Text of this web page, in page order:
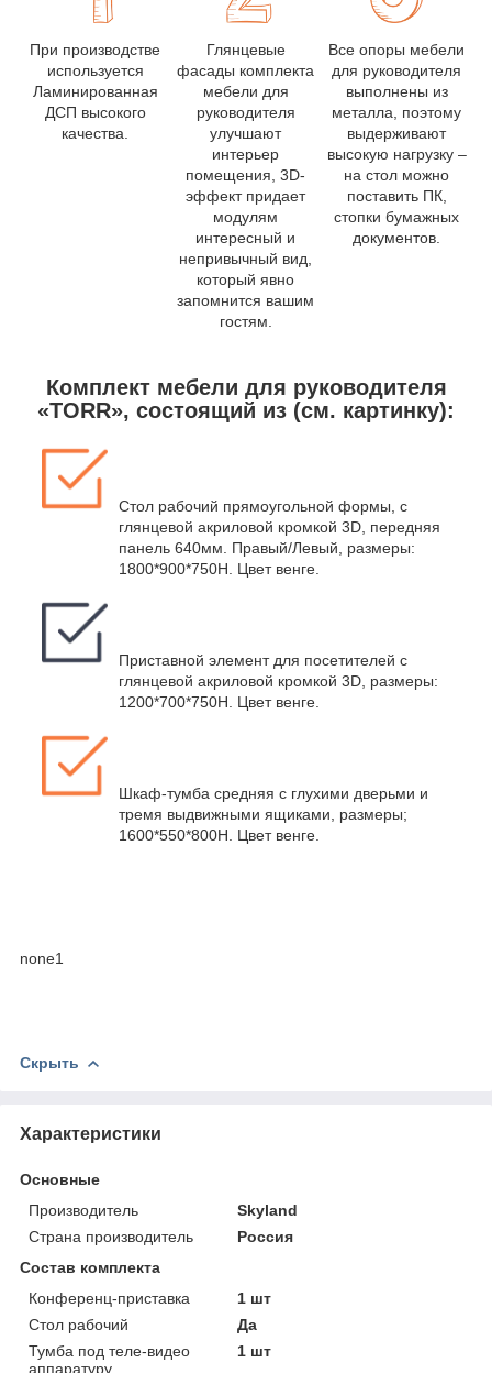
При производстве
используется
Ламинированная
ДСП высокого
качества.
Глянцевые
фасады комплекта
мебели для
руководителя
улучшают
интерьер
помещения, 3D-
эффект придает
модулям
интересный и
непривычный вид,
который явно
запомнится вашим
гостям.
Все опоры мебели
для руководителя
выполнены из
металла, поэтому
выдерживают
высокую нагрузку –
на стол можно
поставить ПК,
стопки бумажных
документов.
Комплект мебели для руководителя
«TORR», состоящий из (см. картинку):
Стол рабочий прямоугольной формы, с
глянцевой акриловой кромкой 3D, передняя
панель 640мм. Правый/Левый, размеры:
1800*900*750Н. Цвет венге.
Приставной элемент для посетителей с
глянцевой акриловой кромкой 3D, размеры:
1200*700*750Н. Цвет венге.
Шкаф-тумба средняя с глухими дверьми и
тремя выдвижными ящиками, размеры;
1600*550*800Н. Цвет венге.
none1
Скрыть
Характеристики
Основные
Производитель
Skyland
Страна производитель
Россия
Состав комплекта
Конференц-приставка
1 шт
Стол рабочий
Да
Тумба под теле-видео
аппаратуру
1 шт